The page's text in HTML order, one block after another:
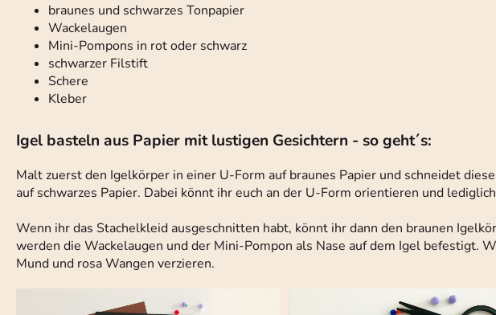
braunes und schwarzes Tonpapier
Wackelaugen
Mini-Pompons in rot oder schwarz
schwarzer Filstift
Schere
Kleber
Igel basteln aus Papier mit lustigen Gesichtern - so geht´s:
Malt zuerst den Igelkörper in einer U-Form auf braunes Papier und schneidet
auf schwarzes Papier. Dabei könnt ihr euch an der U-Form orientieren und
Wenn ihr das Stachelkleid ausgeschnitten habt, könnt ihr dann den braunen
werden die Wackelaugen und der Mini-Pompon als Nase auf dem Igel befestigt.
Mund und rosa Wangen verzieren.